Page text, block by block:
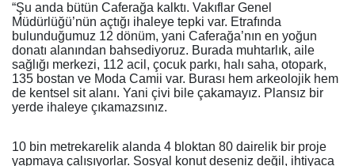
“Şu anda bütün Caferağa kalktı. Vakıflar Genel
Müdürlüğü’nün açtığı ihaleye tepki var. Etrafında
bulunduğumuz 12 dönüm, yani Caferağa’nın en yoğun
donatı alanından bahsediyoruz. Burada muhtarlık, aile
sağlığı merkezi, 112 acil, çocuk parkı, halı saha, otopark,
135 bostan ve Moda Camii var. Burası hem arkeolojik hem
de kentsel sit alanı. Yani çivi bile çakamayız. Plansız bir
yerde ihaleye çıkamazsınız.
10 bin metrekarelik alanda 4 bloktan 80 dairelik bir proje
yapmaya çalışıyorlar. Sosyal konut deseniz değil, ihtiyaca